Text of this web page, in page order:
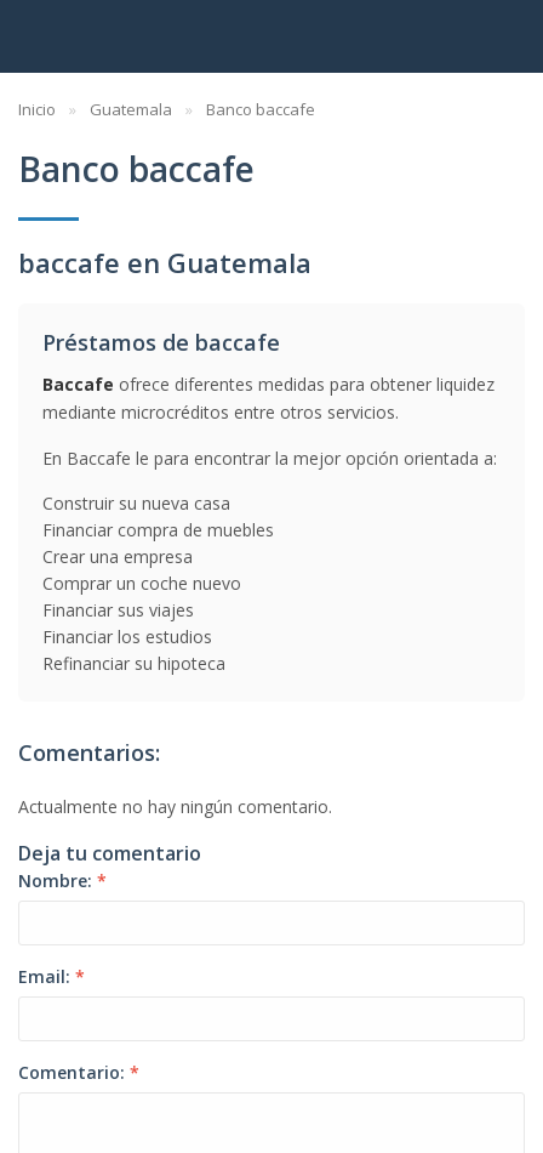
Inicio Guatemala Banco baccafe
Banco baccafe
baccafe en Guatemala
Préstamos de baccafe
Baccafe ofrece diferentes medidas para obtener liquidez
mediante microcréditos entre otros servicios.
En Baccafe le para encontrar la mejor opción orientada a:
Construir su nueva casa
Financiar compra de muebles
Crear una empresa
Comprar un coche nuevo
Financiar sus viajes
Financiar los estudios
Refinanciar su hipoteca
Comentarios:
Actualmente no hay ningún comentario.
Deja tu comentario
Nombre: *
Email: *
Comentario: *